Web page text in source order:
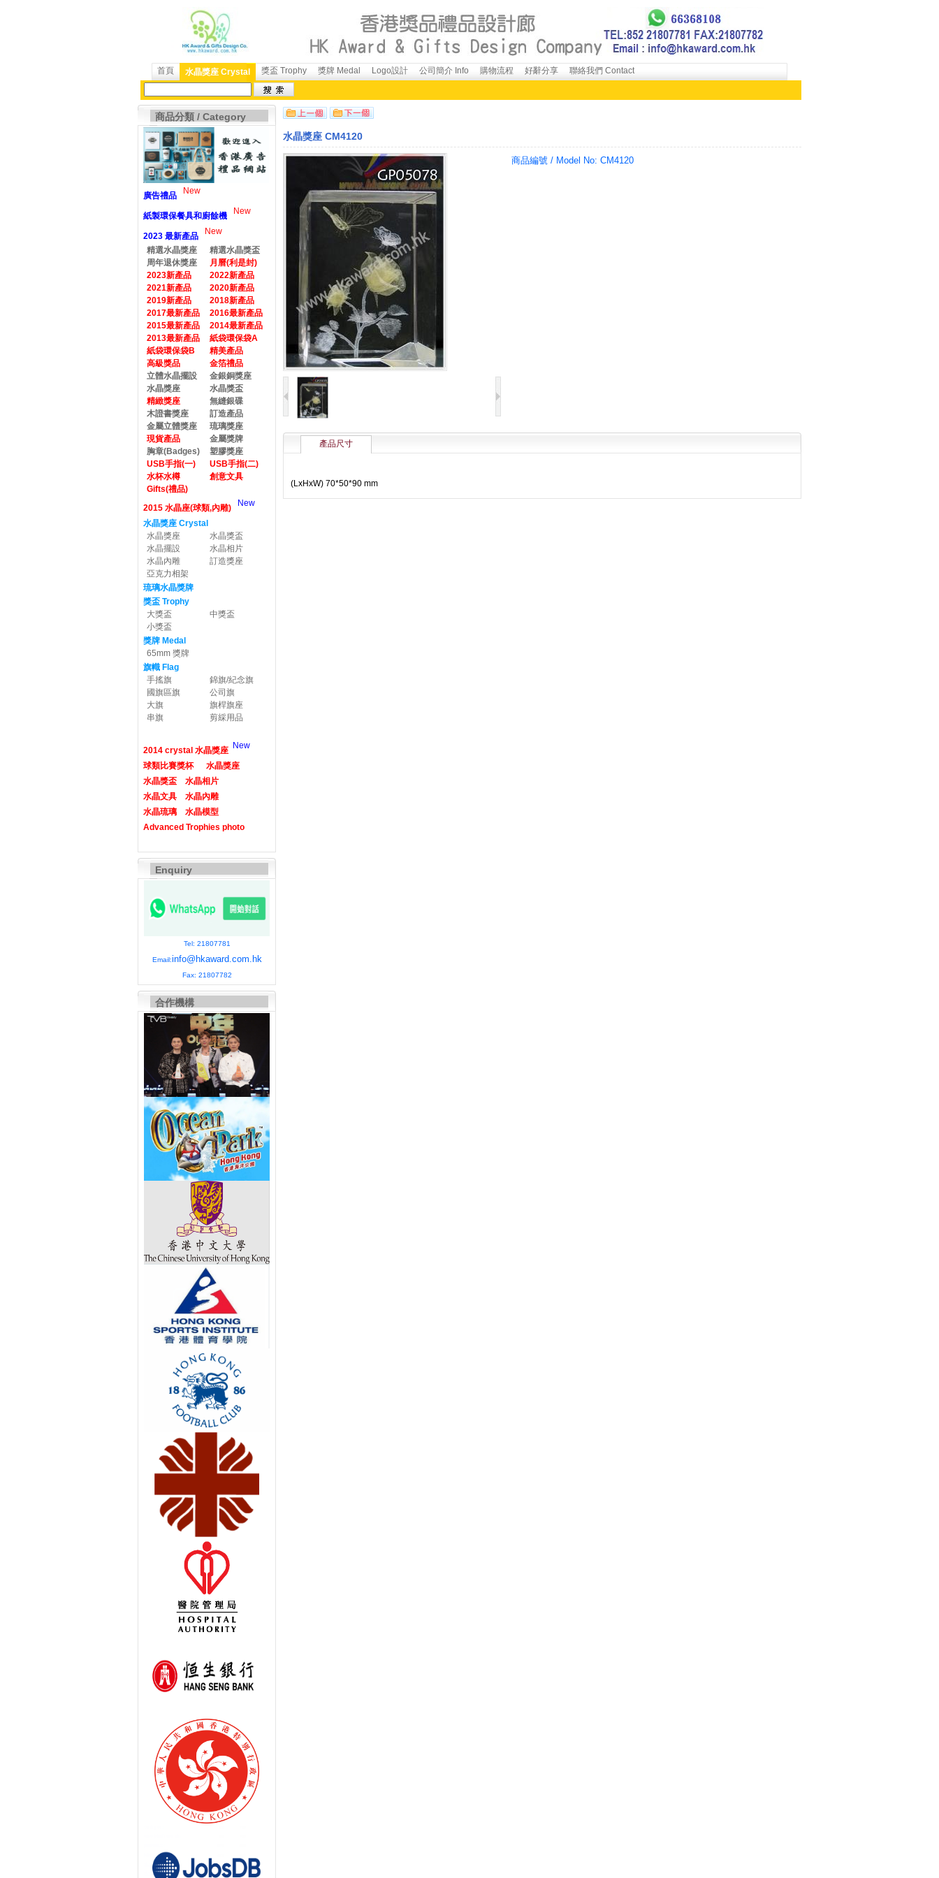
首頁 水晶獎座 Crystal 獎盃 Trophy 獎牌 Medal Logo設計 公司簡介 Info 購物流程 好辭分享 聯絡我們 Contact
商品分類 / Category
廣告禮品 New
紙製環保餐具和廚餘機 New
2023 最新產品
New
精選水晶獎座
精選水晶獎盃
周年退休獎座
月曆(利是封)
2023新產品
2022新產品
2021新產品
2020新產品
2019新產品
2018新產品
2017最新產品
2016最新產品
2015最新產品
2014最新產品
2013最新產品
紙袋環保袋A
紙袋環保袋B
精美產品
高級獎品
金箔禮品
立體水晶擺設
金銀銅獎座
水晶獎座
水晶獎盃
精緻獎座
無縫銀碟
木證書獎座
訂造產品
金屬立體獎座
琉璃獎座
現貨產品
金屬獎牌
胸章(Badges)
塑膠獎座
USB手指(一)
USB手指(二)
水杯水樽
創意文具
Gifts(禮品)
2015 水晶座(球類,內雕)
New
水晶獎座 Crystal
水晶獎座
水晶獎盃
水晶擺設
水晶相片
水晶內雕
訂造獎座
亞克力相架
琉璃水晶獎牌
獎盃 Trophy
大獎盃
中獎盃
小獎盃
獎牌 Medal
65mm 獎牌
旗幟 Flag
手搖旗
錦旗/紀念旗
國旗區旗
公司旗
大旗
旗桿旗座
串旗
剪綵用品
2014 crystal 水晶獎座 New
球類比賽獎杯
水晶獎座
水晶獎盃
水晶相片
水晶文具
水晶內雕
水晶琉璃
水晶模型
Advanced Trophies photo
Enquiry
Tel: 21807781
Email:info@hkaward.com.hk
Fax: 21807782
合作機構
水晶獎座 CM4120
商品編號 / Model No: CM4120
產品尺寸
(LxHxW) 70*50*90 mm